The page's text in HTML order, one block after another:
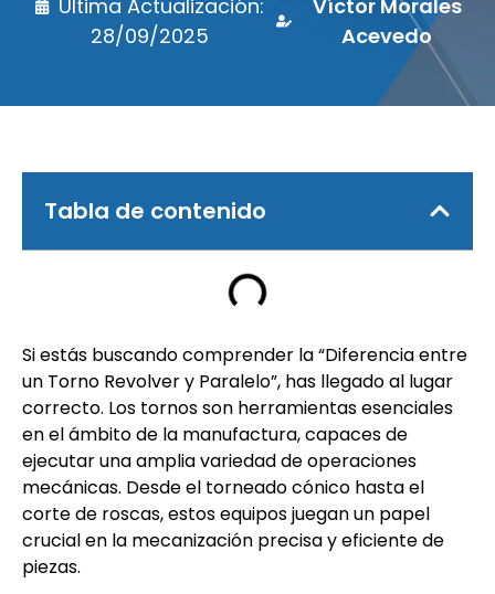
Última Actualización:
28/09/2025
Víctor Morales
Acevedo
Tabla de contenido
Si estás buscando comprender la “Diferencia entre
un Torno Revolver y Paralelo”, has llegado al lugar
correcto. Los tornos son herramientas esenciales
en el ámbito de la manufactura, capaces de
ejecutar una amplia variedad de operaciones
mecánicas. Desde el torneado cónico hasta el
corte de roscas, estos equipos juegan un papel
crucial en la mecanización precisa y eficiente de
piezas.